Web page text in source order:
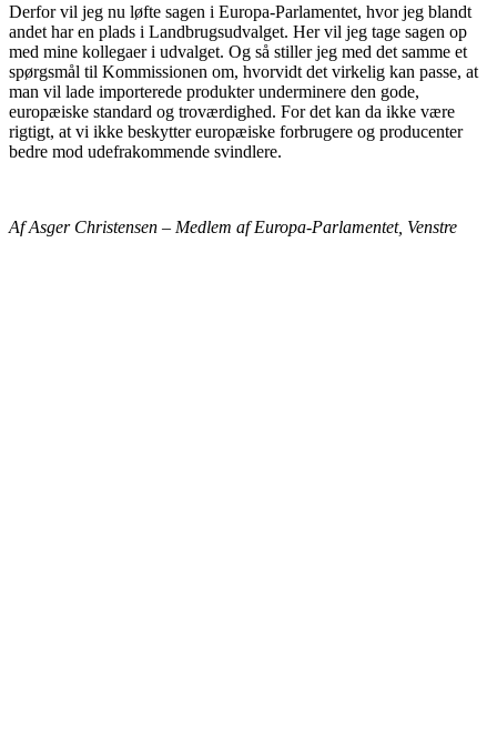
Derfor vil jeg nu løfte sagen i Europa-Parlamentet, hvor jeg blandt
andet har en plads i Landbrugsudvalget. Her vil jeg tage sagen op
med mine kollegaer i udvalget. Og så stiller jeg med det samme et
spørgsmål til Kommissionen om, hvorvidt det virkelig kan passe, at
man vil lade importerede produkter underminere den gode,
europæiske standard og troværdighed. For det kan da ikke være
rigtigt, at vi ikke beskytter europæiske forbrugere og producenter
bedre mod udefrakommende svindlere.
Af Asger Christensen – Medlem af Europa-Parlamentet, Venstre